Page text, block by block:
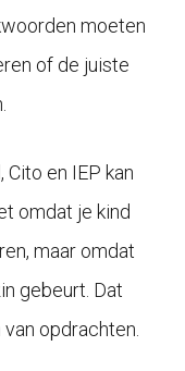
moeten
of de juiste
en IEP kan
omdat je kind
maar omdat
gebeurt. Dat
opdrachten.